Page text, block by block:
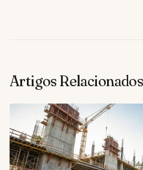
Artigos Relacionados